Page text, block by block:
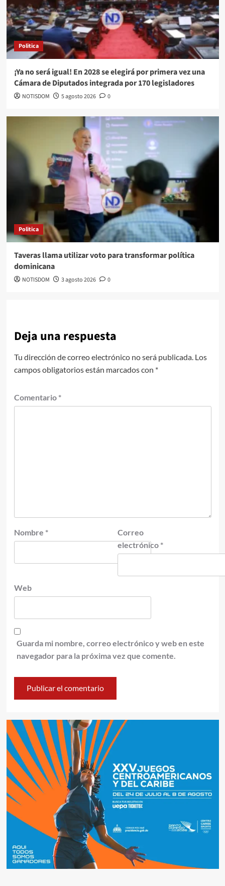
Politica
¡Ya no será igual! En 2028 se elegirá por primera vez una
Cámara de Diputados integrada por 170 legisladores
NOTISDOM 5 agosto 2026 0
Politica
Taveras llama utilizar voto para transformar política
dominicana
NOTISDOM 3 agosto 2026 0
Deja una respuesta
Tu dirección de correo electrónico no será publicada. Los
campos obligatorios están marcados con *
Comentario *
Nombre *
Correo
electrónico *
Web
Guarda mi nombre, correo electrónico y web en este
navegador para la próxima vez que comente.